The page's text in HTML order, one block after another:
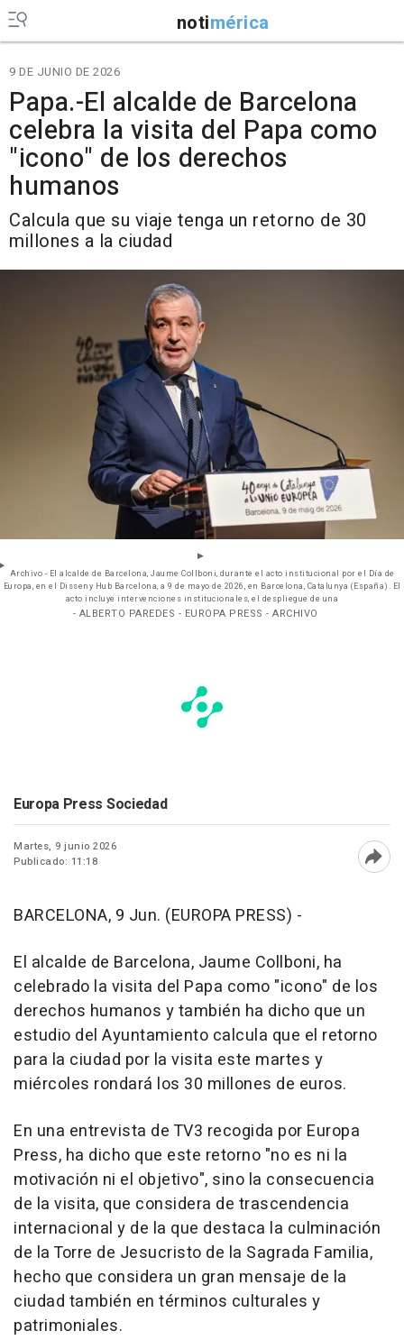
notimérica
9 DE JUNIO DE 2026
Papa.-El alcalde de Barcelona
celebra la visita del Papa como
"icono" de los derechos
humanos
Calcula que su viaje tenga un retorno de 30
millones a la ciudad
Archivo - El alcalde de Barcelona, Jaume Collboni, durante el acto institucional por el Día de
Europa, en el Disseny Hub Barcelona, a 9 de mayo de 2026, en Barcelona, Catalunya (España). El
acto incluye intervenciones institucionales, el despliegue de una
- ALBERTO PAREDES - EUROPA PRESS - ARCHIVO
Europa Press Sociedad
Martes, 9 junio 2026
Publicado: 11:18
BARCELONA, 9 Jun. (EUROPA PRESS) -
El alcalde de Barcelona, Jaume Collboni, ha
celebrado la visita del Papa como "icono" de los
derechos humanos y también ha dicho que un
estudio del Ayuntamiento calcula que el retorno
para la ciudad por la visita este martes y
miércoles rondará los 30 millones de euros.
En una entrevista de TV3 recogida por Europa
Press, ha dicho que este retorno "no es ni la
motivación ni el objetivo", sino la consecuencia
de la visita, que considera de trascendencia
internacional y de la que destaca la culminación
de la Torre de Jesucristo de la Sagrada Familia,
hecho que considera un gran mensaje de la
ciudad también en términos culturales y
patrimoniales.